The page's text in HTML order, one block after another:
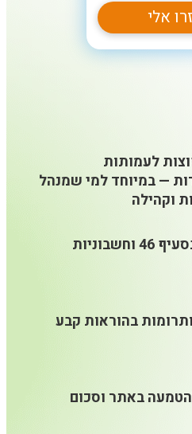
אלי
לעמותות
— במיוחד למי שמנהל
וקהילה
האם המערכת תומכת בסעיף 46 וחשבוניות
בהוראות קבע
באתר וסכום